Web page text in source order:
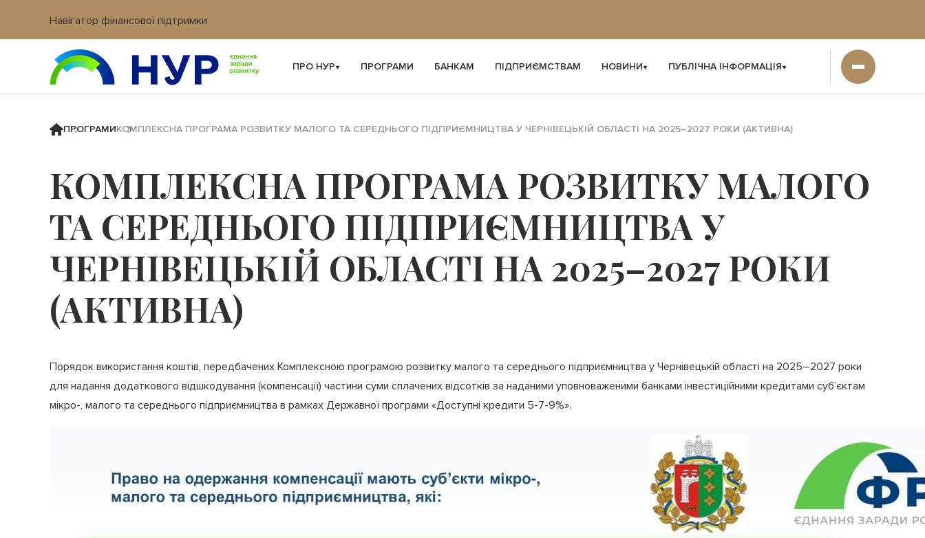
Навігатор фінансової підтримки
Вхід в кабінет IT платформи
ПРО НУР ПРОГРАМИ БАНКАМ ПІДПРИЄМСТВАМ НОВИНИ ПУБЛІЧНА ІНФОРМАЦІЯ
ПРОГРАМИКОМПЛЕКСНА ПРОГРАМА РОЗВИТКУ МАЛОГО ТА СЕРЕДНЬОГО ПІДПРИЄМНИЦТВА У ЧЕРНІВЕЦЬКІЙ ОБЛАСТІ НА 2025–2027 РОКИ (АКТИВНА)
КОМПЛЕКСНА ПРОГРАМА РОЗВИТКУ МАЛОГО
ТА СЕРЕДНЬОГО ПІДПРИЄМНИЦТВА У
ЧЕРНІВЕЦЬКІЙ ОБЛАСТІ НА 2025–2027 РОКИ
(АКТИВНА)
Порядок використання коштів, передбачених Комплексною програмою розвитку малого та середнього підприємництва у Чернівецькій області на 2025–2027 роки
для надання додаткового відшкодування (компенсації) частини суми сплачених відсотків за наданими уповноваженими банками інвестиційними кредитами суб’єктам
мікро-, малого та середнього підприємництва в рамках Державної програми «Доступні кредити 5-7-9%».